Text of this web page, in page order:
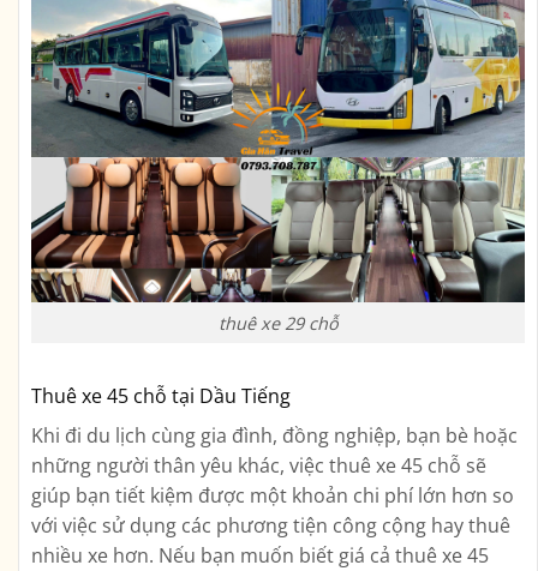
thuê xe 29 chỗ
Thuê xe 45 chỗ tại Dầu Tiếng
Khi đi du lịch cùng gia đình, đồng nghiệp, bạn bè hoặc
những người thân yêu khác, việc thuê xe 45 chỗ sẽ
giúp bạn tiết kiệm được một khoản chi phí lớn hơn so
với việc sử dụng các phương tiện công cộng hay thuê
nhiều xe hơn. Nếu bạn muốn biết giá cả thuê xe 45